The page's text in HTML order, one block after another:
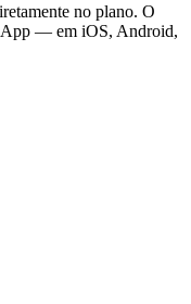
no plano. O
— em iOS, Android,